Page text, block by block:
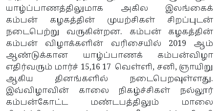
யாழ்ப்பாணத்திலுமாக அகில இலங்கைக்
கம்பன் கழகத்தின் முயற்சிகள் சிறப்புடன்
நடைபெற்று வருகின்றன. கம்பன் கழகத்தின்
கம்பன் விழாக்களின் வரிசையில் 2019 ஆம்
ஆண்டுக்கான யாழ்ப்பாணக் கம்பன்விழா
எதிர்வரும் மார்ச் 15,16 17 வெள்ளி, சனி, ஞாயிறு
ஆகிய தினங்களில் நடைபெறவுள்ளது.
இவ்விழாவின் காலை நிகழ்ச்சிகள் நல்லூர்
கம்பன்கோட்ட மண்டபத்திலும் மாலை